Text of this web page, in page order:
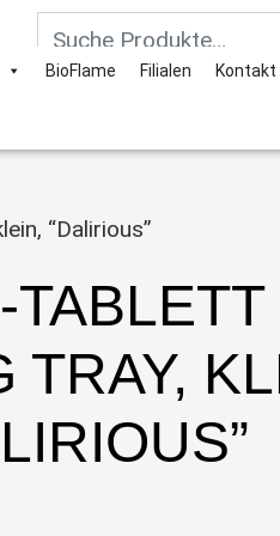
BioFlame Filialen Kontakt
“Dalirious”
TABLETT
TRAY,